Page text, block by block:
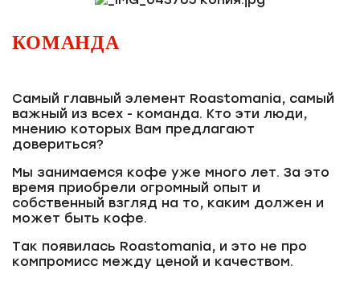
КОМАНДА
Самый главный элемент Roastomania, самый
важный из всех - команда. Кто эти люди,
мнению которых Вам предлагают
довериться?
Мы занимаемся кофе уже много лет. За это
время приобрели огромный опыт и
собственный взгляд на то, каким должен и
может быть кофе.
Так появилась Roastomania, и это не про
компромисс между ценой и качеством.